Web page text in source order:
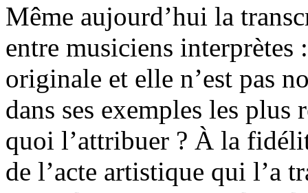
Même aujourd’hui la
entre musiciens interprètes
originale et elle n’est pas
dans ses exemples les plus
quoi l’attribuer ? À la
de l’acte artistique qui l’a